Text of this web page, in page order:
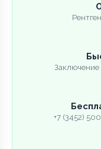
Заключение
+7 (3452)